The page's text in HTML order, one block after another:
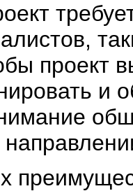
проект
и